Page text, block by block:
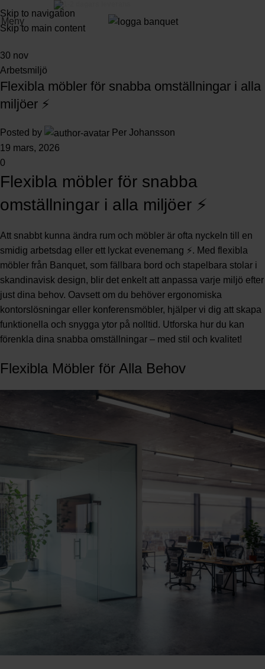
Skip to navigation
Skip to main content
Meny
30 nov
Arbetsmiljö
Flexibla möbler för snabba omställningar i alla
miljöer ⚡
Posted by
Per Johansson
19 mars, 2026
0
Flexibla möbler för snabba
omställningar i alla miljöer ⚡
Att snabbt kunna ändra rum och möbler är ofta nyckeln till en
smidig arbetsdag eller ett lyckat evenemang ⚡. Med flexibla
möbler från Banquet, som fällbara bord och stapelbara stolar i
skandinavisk design, blir det enkelt att anpassa varje miljö efter
just dina behov. Oavsett om du behöver ergonomiska
kontorslösningar eller konferensmöbler, hjälper vi dig att skapa
funktionella och snygga ytor på nolltid. Utforska hur du kan
förenkla dina snabba omställningar – med stil och kvalitet!
Flexibla Möbler för Alla Behov